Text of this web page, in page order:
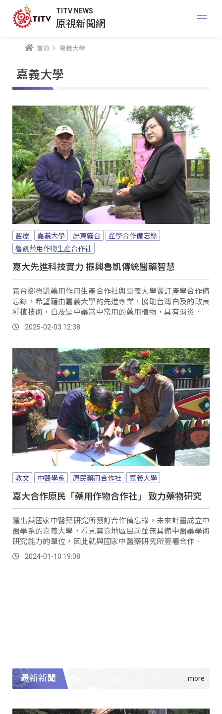
TITV NEWS
原視新聞網
首頁 嘉義大學
嘉義大學
醫療 嘉義大學 屏東霧台
產學合作備忘錄
魯凱藥用作物生產合作社
嘉大先進科技實力 振興魯凱傳統醫藥智慧
霧台鄉魯凱藥用作用生產合作社與嘉義大學簽訂產學合作備
忘錄，希望藉由嘉義大學的先進專業，協助台灣白及的改良
種植技術，白及是中藥當中常用的藥用植物，具有消炎、止
血、美白、修護等功能，部落期望以最環保永續的方式，生
產出高品質、高價值的台灣白及。
2025-02-03 12:38
教文 中醫學系 原民藥用合作社 嘉義大學
嘉大合作原民「藥用作物合作社」 致力藥物研究
曬出與國家中醫藥研究所簽訂合作備忘錄，未來計畫成立中
醫學系的嘉義大學，看見雲嘉地區目前並無具備中醫藥學術
研究能力的單位，因此就與國家中醫藥研究所簽署合作備忘
錄，期望在共享資源和培育專業人才之餘，也串聯南部中醫
藥產業鏈。
2024-01-10 19:08
最新新聞